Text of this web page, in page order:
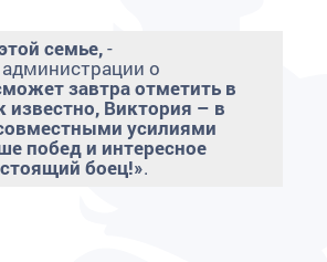
семье,-
о
завтра отметить в
известно, Виктория – в
усилиями
побед и интересное
боец!».